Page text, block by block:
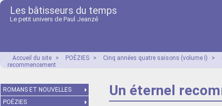
Les bâtisseurs du temps
Le petit univers de Paul Jeanzé
Accueil du site > POÉZIES > Cinq années quatre saisons (volume I) >
recommencement
Un éternel
ROMANS ET NOUVELLES
POÉZIES